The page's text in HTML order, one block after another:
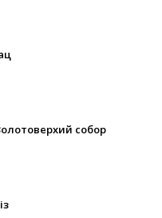
собор